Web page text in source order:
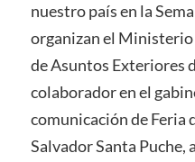
nuestro país en la
organizan el Ministerio
de Asuntos Exteriores
colaborador en el
comunicación de Feria
Salvador Santa Puche,